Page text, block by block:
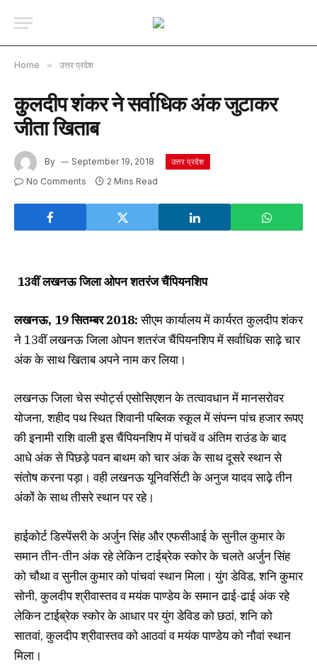
Home » उत्तर प्रदेश
कुुलदीप शंकर ने सर्वाधिक अंक जुटाकर
जीता खिताब
By September 19, 2018 उत्तर प्रदेश
No Comments 2 Mins Read
13वीं लखनऊ जिला ओपन शतरंज चैंपियनशिप
लखनऊ, 19 सितम्बर 2018:सीएम कार्यालय में कार्यरत कुलदीप शंकर
ने 13वीं लखनऊ जिला ओपन शतरंज चैंपियनशिप में सर्वाधिक साढ़े चार
अंक के साथ खिताब अपने नाम कर लिया।
लखनऊ जिला चेस स्पोर्ट्स एसोसिएशन के तत्वावधान में मानसरोवर
योजना, शहीद पथ स्थित शिवानी पब्लिक स्कूल में संपन्न पांच हजार रूपए
की इनामी राशि वाली इस चैंपियनशिप में पांचवें व अंतिम राउंड के बाद
आधे अंक से पिछड़े पवन बाथम को चार अंक के साथ दूसरे स्थान से
संतोष करना पड़ा। वही लखनऊ यूनिवर्सिटी के अनुज यादव साढ़े तीन
अंकों के साथ तीसरे स्थान पर रहे।
हाईकोर्ट डिस्पेंसरी के अर्जुन सिंह और एफसीआई के सुनील कुमार के
समान तीन-तीन अंक रहे लेकिन टाईब्रेक स्कोर के चलते अर्जुन सिंह
को चौथा व सुनील कुमार को पांचवां स्थान मिला। युंग डेविड, शनि कुमार
सोनी, कुलदीप श्रीवास्तव व मयंक पाण्डेय के समान ढाई-ढाई अंक रहे
लेकिन टाईब्रेक स्कोर के आधार पर युंग डेविड को छठां, शनि को
सातवां, कुलदीप श्रीवास्तव को आठवां व मयंक पाण्डेय को नौवां स्थान
मिला।